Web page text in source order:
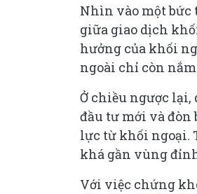
Nhìn vào một bức
giữa giao dịch
hưởng của khối
ngoài chỉ còn
Ở chiều ngược
đầu tư mới và
lực từ khối ngoại.
khá gần vùng
Với việc chứng